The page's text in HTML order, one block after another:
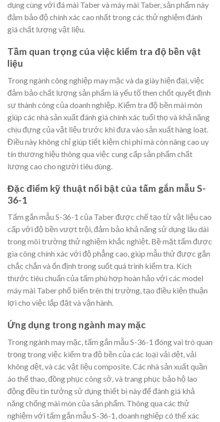
dụng cùng với đá mài Taber và máy mài Taber, sản phẩm này
đảm bảo độ chính xác cao nhất trong các thử nghiệm đánh
giá chất lượng vật liệu.
Tầm quan trọng của việc kiểm tra độ bền vật
liệu
Trong ngành công nghiệp may mặc và da giày hiện đại, việc
đảm bảo chất lượng sản phẩm là yếu tố then chốt quyết định
sự thành công của doanh nghiệp. Kiểm tra độ bền mài mòn
giúp các nhà sản xuất đánh giá chính xác tuổi thọ và khả năng
chịu đựng của vật liệu trước khi đưa vào sản xuất hàng loạt.
Điều này không chỉ giúp tiết kiệm chi phí mà còn nâng cao uy
tín thương hiệu thông qua việc cung cấp sản phẩm chất
lượng cao cho người tiêu dùng.
Đặc điểm kỹ thuật nổi bật của tấm gắn mẫu S-
36-1
Tấm gắn mẫu S-36-1 của Taber được chế tạo từ vật liệu cao
cấp với độ bền vượt trội, đảm bảo khả năng sử dụng lâu dài
trong môi trường thử nghiệm khắc nghiệt. Bề mặt tấm được
gia công chính xác với độ phẳng cao, giúp mẫu thử được gắn
chắc chắn và ổn định trong suốt quá trình kiểm tra. Kích
thước tiêu chuẩn của tấm phù hợp hoàn hảo với các model
máy mài Taber phổ biến trên thị trường, tạo điều kiện thuận
lợi cho việc lắp đặt và vận hành.
Ứng dụng trong ngành may mặc
Trong ngành may mặc, tấm gắn mẫu S-36-1 đóng vai trò quan
trọng trong việc kiểm tra độ bền của các loại vải dệt, vải
không dệt, và các vật liệu composite. Các nhà sản xuất quần
áo thể thao, đồng phục công sở, và trang phục bảo hộ lao
động đều tin tưởng sử dụng thiết bị này để đánh giá khả
năng chống mài mòn của sản phẩm. Thông qua các thử
nghiệm với tấm gắn mẫu S-36-1, doanh nghiệp có thể xác